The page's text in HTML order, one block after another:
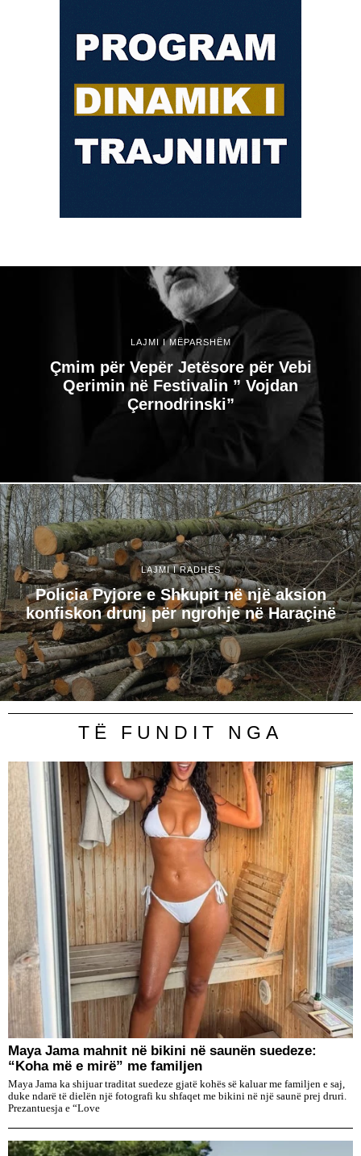
LAJMI I MËPARSHËM
Çmim për Vepër Jetësore për Vebi
Qerimin në Festivalin ” Vojdan
Çernodrinski”
LAJMI I RADHËS
Policia Pyjore e Shkupit në një aksion
konfiskon drunj për ngrohje në Haraçinë
TË FUNDIT NGA
Maya Jama mahnit në bikini në saunën suedeze:
“Koha më e mirë” me familjen
Maya Jama ka shijuar traditat suedeze gjatë kohës së kaluar me familjen e saj,
duke ndarë të dielën një fotografi ku shfaqet me bikini në një saunë prej druri.
Prezantuesja e “Love